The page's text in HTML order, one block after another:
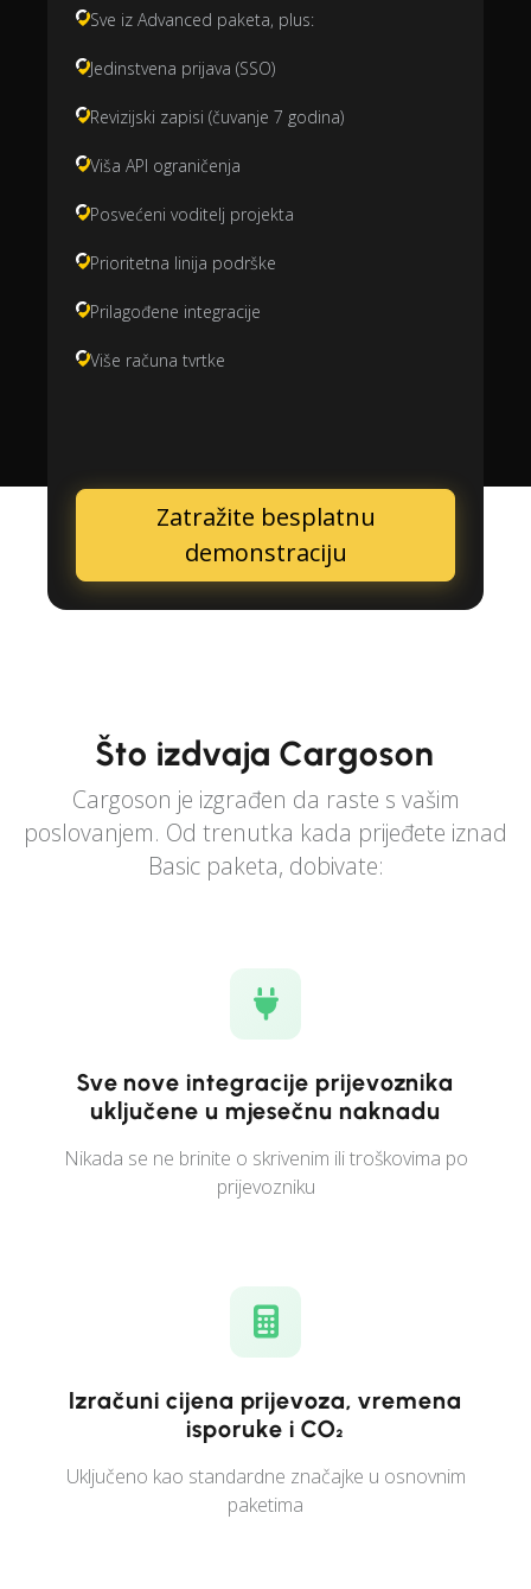
Sve iz Advanced paketa, plus:
Jedinstvena prijava (SSO)
Revizijski zapisi (čuvanje 7 godina)
Viša API ograničenja
Posvećeni voditelj projekta
Prioritetna linija podrške
Prilagođene integracije
Više računa tvrtke
Zatražite besplatnu
demonstraciju
Što izdvaja Cargoson
Cargoson je izgrađen da raste s vašim
poslovanjem. Od trenutka kada prijeđete iznad
Basic paketa, dobivate:
Sve nove integracije prijevoznika
uključene u mjesečnu naknadu
Nikada se ne brinite o skrivenim ili troškovima po
prijevozniku
Izračuni cijena prijevoza, vremena
isporuke i CO₂
Uključeno kao standardne značajke u osnovnim
paketima